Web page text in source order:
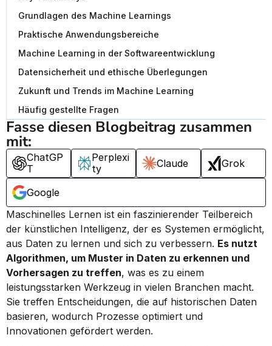
Grundlagen des Machine Learnings
Praktische Anwendungsbereiche
Machine Learning in der Softwareentwicklung
Datensicherheit und ethische Überlegungen
Zukunft und Trends im Machine Learning
Häufig gestellte Fragen
Fasse diesen Blogbeitrag zusammen
mit:
ChatGP
T
Perplexi
ty
Claude Grok
Google
Maschinelles Lernen ist ein faszinierender Teilbereich
der künstlichen Intelligenz, der es Systemen ermöglicht,
aus Daten zu lernen und sich zu verbessern. Es nutzt
Algorithmen, um Muster in Daten zu erkennen und
Vorhersagen zu treffen, was es zu einem
leistungsstarken Werkzeug in vielen Branchen macht.
Sie treffen Entscheidungen, die auf historischen Daten
basieren, wodurch Prozesse optimiert und
Innovationen gefördert werden.